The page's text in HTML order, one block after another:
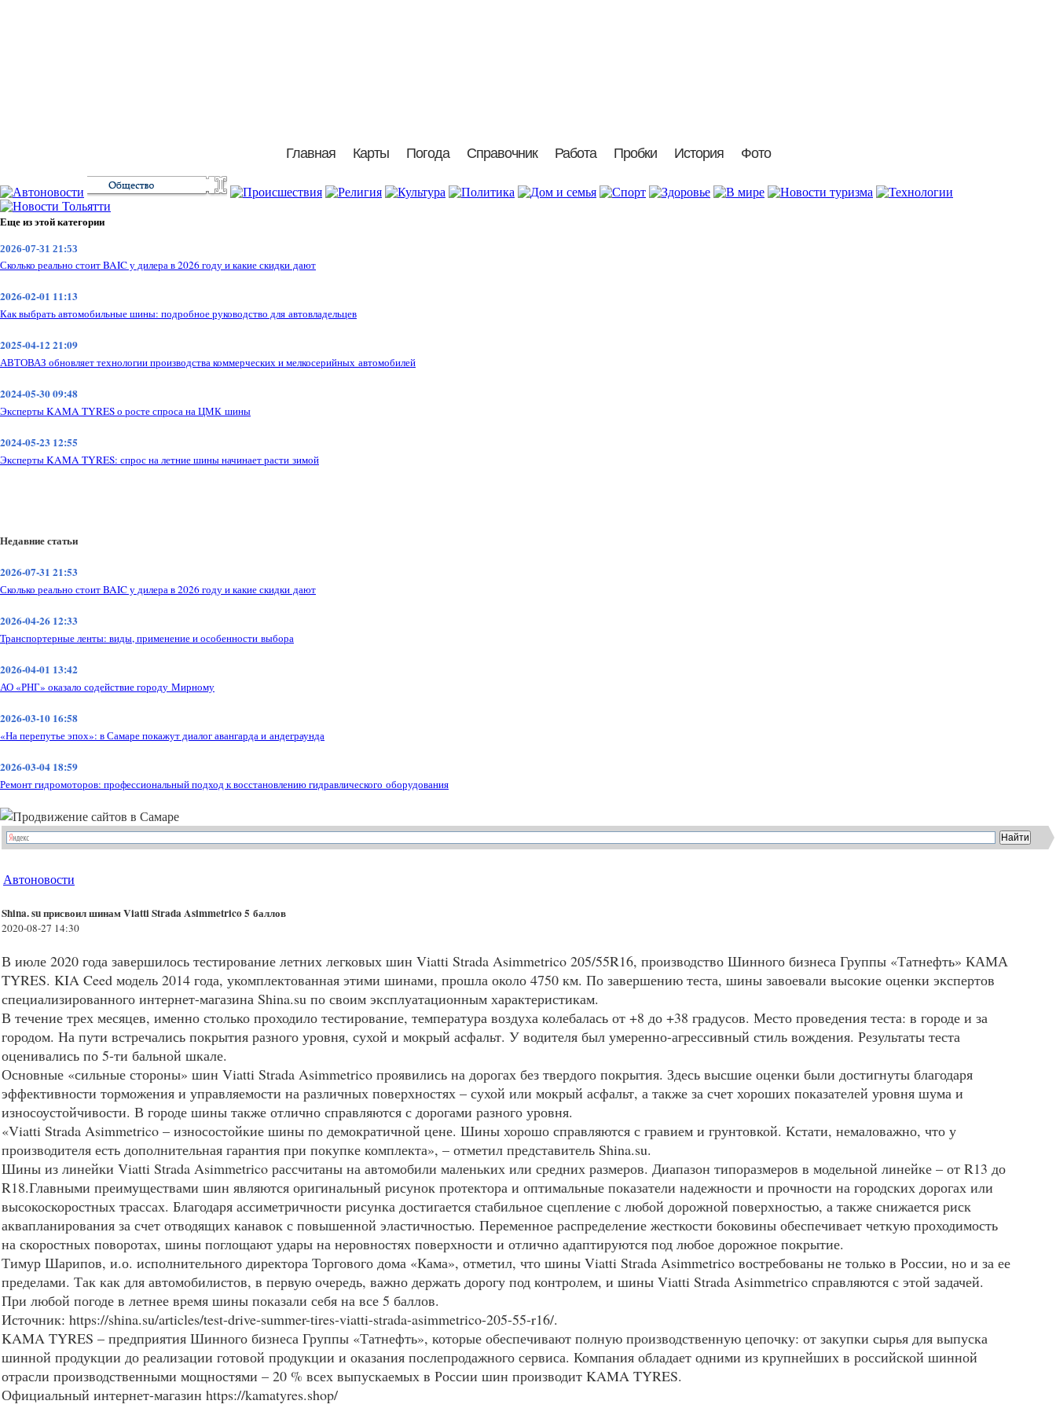
Главная Карты Погода Справочник Работа Пробки История Фото
Еще из этой категории
2026-07-31 21:53
Сколько реально стоит BAIC у дилера в 2026 году и какие скидки дают
2026-02-01 11:13
Как выбрать автомобильные шины: подробное руководство для автовладельцев
2025-04-12 21:09
АВТОВАЗ обновляет технологии производства коммерческих и мелкосерийных автомобилей
2024-05-30 09:48
Эксперты KAMA TYRES о росте спроса на ЦМК шины
2024-05-23 12:55
Эксперты KAMA TYRES: спрос на летние шины начинает расти зимой
Недавние статьи
2026-07-31 21:53
Сколько реально стоит BAIC у дилера в 2026 году и какие скидки дают
2026-04-26 12:33
Транспортерные ленты: виды, применение и особенности выбора
2026-04-01 13:42
АО «РНГ» оказало содействие городу Мирному
2026-03-10 16:58
«На перепутье эпох»: в Самаре покажут диалог авангарда и андеграунда
2026-03-04 18:59
Ремонт гидромоторов: профессиональный подход к восстановлению гидравлического оборудования
Автоновости
Shina. su присвоил шинам Viatti Strada Asimmetrico 5 баллов
2020-08-27 14:30
В июле 2020 года завершилось тестирование летних легковых шин Viatti Strada Asimmetrico 205/55R16, производство Шинного бизнеса Группы «Татнефть» КАМА
TYRES. KIA Ceed модель 2014 года, укомплектованная этими шинами, прошла около 4750 км. По завершению теста, шины завоевали высокие оценки экспертов
специализированного интернет-магазина Shina.su по своим эксплуатационным характеристикам.
В течение трех месяцев, именно столько проходило тестирование, температура воздуха колебалась от +8 до +38 градусов. Место проведения теста: в городе и за
городом. На пути встречались покрытия разного уровня, сухой и мокрый асфальт. У водителя был умеренно-агрессивный стиль вождения. Результаты теста
оценивались по 5-ти бальной шкале.
Основные «сильные стороны» шин Viatti Strada Asimmetrico проявились на дорогах без твердого покрытия. Здесь высшие оценки были достигнуты благодаря
эффективности торможения и управляемости на различных поверхностях – сухой или мокрый асфальт, а также за счет хороших показателей уровня шума и
износоустойчивости. В городе шины также отлично справляются с дорогами разного уровня.
«Viatti Strada Asimmetrico – износостойкие шины по демократичной цене. Шины хорошо справляются с гравием и грунтовкой. Кстати, немаловажно, что у
производителя есть дополнительная гарантия при покупке комплекта», – отметил представитель Shina.su.
Шины из линейки Viatti Strada Asimmetrico рассчитаны на автомобили маленьких или средних размеров. Диапазон типоразмеров в модельной линейке – от R13 до
R18.Главными преимуществами шин являются оригинальный рисунок протектора и оптимальные показатели надежности и прочности на городских дорогах или
высокоскоростных трассах. Благодаря ассиметричности рисунка достигается стабильное сцепление с любой дорожной поверхностью, а также снижается риск
аквапланирования за счет отводящих канавок с повышенной эластичностью. Переменное распределение жесткости боковины обеспечивает четкую проходимость
на скоростных поворотах, шины поглощают удары на неровностях поверхности и отлично адаптируются под любое дорожное покрытие.
Тимур Шарипов, и.о. исполнительного директора Торгового дома «Кама», отметил, что шины Viatti Strada Asimmetrico востребованы не только в России, но и за ее
пределами. Так как для автомобилистов, в первую очередь, важно держать дорогу под контролем, и шины Viatti Strada Asimmetrico справляются с этой задачей.
При любой погоде в летнее время шины показали себя на все 5 баллов.
Источник: https://shina.su/articles/test-drive-summer-tires-viatti-strada-asimmetrico-205-55-r16/.
KAMA TYRES – предприятия Шинного бизнеса Группы «Татнефть», которые обеспечивают полную производственную цепочку: от закупки сырья для выпуска
шинной продукции до реализации готовой продукции и оказания послепродажного сервиса. Компания обладает одними из крупнейших в российской шинной
отрасли производственными мощностями – 20 % всех выпускаемых в России шин производит KAMA TYRES.
Официальный интернет-магазин https://kamatyres.shop/